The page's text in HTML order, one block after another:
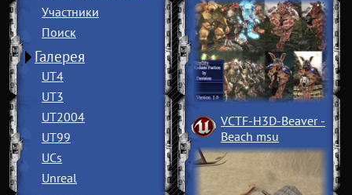
Участники
Поиск
Галерея
UT4
UT3
UT2004
UT99
UCs
Unreal
VCTF-H3D-Beaver ­
Beach msu